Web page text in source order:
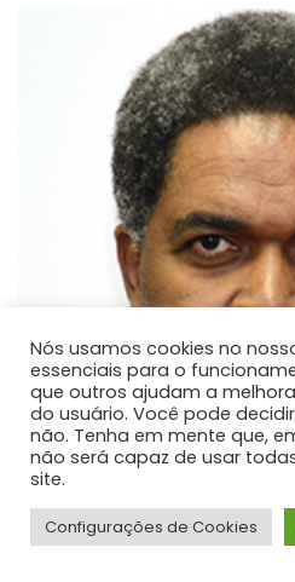
Dejair Dionisio
Nós usamos cookies no
essenciais para o
que outros ajudam a
do usuário. Você pode
não. Tenha em mente que,
não será capaz de usar
site.
Configurações de Cookies